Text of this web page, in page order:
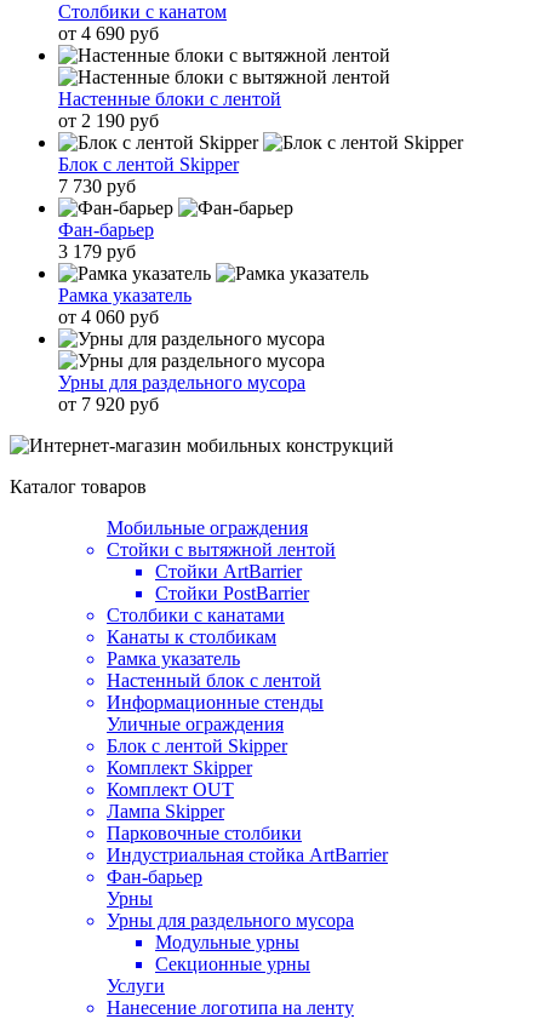
Столбики с канатом
от 4 690 руб
Настенные блоки с лентой
от 2 190 руб
Блок с лентой Skipper
7 730 руб
Фан-барьер
3 179 руб
Рамка указатель
от 4 060 руб
Урны для раздельного мусора
от 7 920 руб
Каталог товаров
Мобильные ограждения
Стойки с вытяжной лентой
Стойки ArtBarrier
Стойки PostBarrier
Столбики с канатами
Канаты к столбикам
Рамка указатель
Настенный блок с лентой
Информационные стенды
Уличные ограждения
Блок с лентой Skipper
Комплект Skipper
Комплект OUT
Лампа Skipper
Парковочные столбики
Индустриальная стойка ArtBarrier
Фан-барьер
Урны
Урны для раздельного мусора
Модульные урны
Секционные урны
Услуги
Нанесение логотипа на ленту